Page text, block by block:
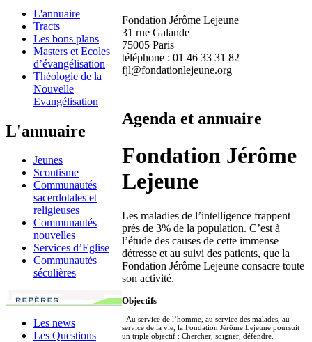
L'annuaire
Tracts
Les bons plans
Masters et Ecoles
d’évangélisation
Théologie de la
Nouvelle
Evangélisation
L'annuaire
Jeunes
Scoutisme
Communautés
sacerdotales et
religieuses
Communautés
nouvelles
Services d’Eglise
Communautés
séculières
Les news
Les Questions
Fondation Jérôme Lejeune
31 rue Galande
75005 Paris
téléphone : 01 46 33 31 82
fjl@fondationlejeune.org
Agenda et annuaire
Fondation Jérôme
Lejeune
Les maladies de l’intelligence frappent
près de 3% de la population. C’est à
l’étude des causes de cette immense
détresse et au suivi des patients, que la
Fondation Jérôme Lejeune consacre toute
son activité.
Objectifs
- Au service de l’homme, au service des malades, au
service de la vie, la Fondation Jérôme Lejeune poursuit
un triple objectif : Chercher, soigner, défendre.